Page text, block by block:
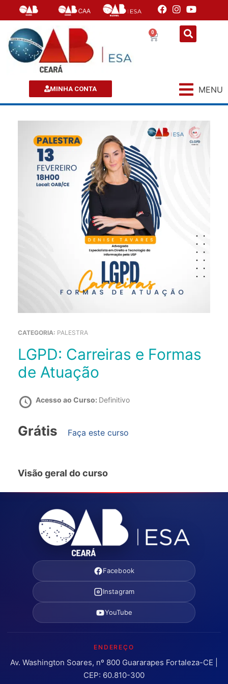
0
MINHA CONTA MENU
CATEGORIA: PALESTRA
LGPD: Carreiras e Formas
de Atuação
Acesso ao Curso: Definitivo
Grátis Faça este curso
Visão geral do curso
Facebook
Instagram
YouTube
ENDEREÇO
Av. Washington Soares, nº 800 Guararapes Fortaleza-CE |
CEP: 60.810-300